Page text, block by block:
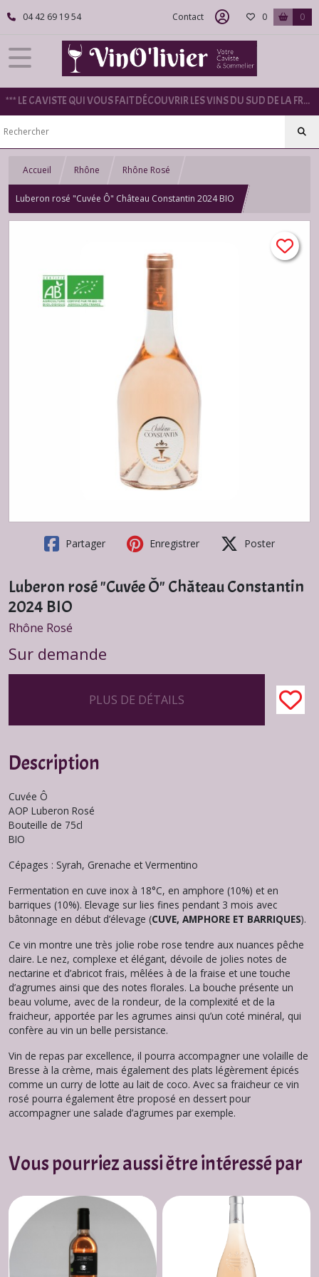
04 42 69 19 54 Contact 0 0
*** LE CAVISTE QUI VOUS FAIT DÉCOUVRIR LES VINS DU SUD DE LA FRANCE ***
Accueil Rhône Rhône Rosé
Luberon rosé "Cuvée Ô" Château Constantin 2024 BIO
Partager Enregistrer Poster
Luberon rosé "Cuvée Ô" Château Constantin
2024 BIO
Rhône Rosé
Sur demande
PLUS DE DÉTAILS
Description
Cuvée Ô
AOP Luberon Rosé
Bouteille de 75cl
BIO
Cépages : Syrah, Grenache et Vermentino
Fermentation en cuve inox à 18°C, en amphore (10%) et en
barriques (10%). Elevage sur lies fines pendant 3 mois avec
bâtonnage en début d’élevage (CUVE, AMPHORE ET BARRIQUES).
Ce vin montre une très jolie robe rose tendre aux nuances pêche
claire. Le nez, complexe et élégant, dévoile de jolies notes de
nectarine et d’abricot frais, mêlées à de la fraise et une touche
d’agrumes ainsi que des notes florales. La bouche présente un
beau volume, avec de la rondeur, de la complexité et de la
fraicheur, apportée par les agrumes ainsi qu’un coté minéral, qui
confère au vin un belle persistance.
Vin de repas par excellence, il pourra accompagner une volaille de
Bresse à la crème, mais également des plats légèrement épicés
comme un curry de lotte au lait de coco. Avec sa fraicheur ce vin
rosé pourra également être proposé en dessert pour
accompagner une salade d’agrumes par exemple.
Vous pourriez aussi être intéressé par